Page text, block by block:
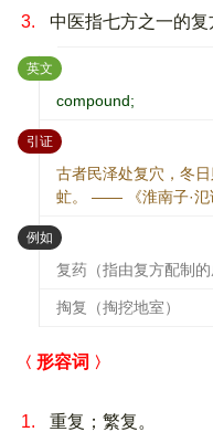
3. 中医指七方之一的复
英文 ：
compound;
引证：
古者民泽处复穴，冬
虻。 —— 《淮南子·氾
例如 ：
复药（指由复方配制的
掏复（掏挖地室）
形容词
1. 重复；繁复。